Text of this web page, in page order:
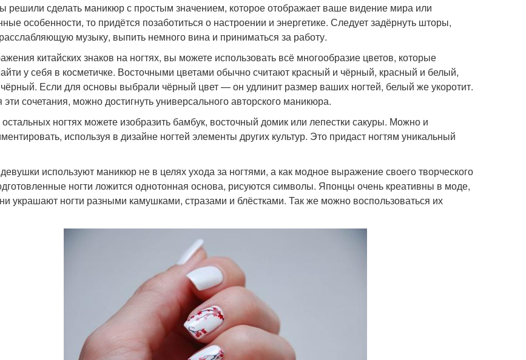
решили сделать маникюр с простым значением, которое отображает ваше видение мира или
особенности, то придётся позаботиться о настроении и энергетике. Следует задёрнуть шторы,
музыку, выпить немного вина и приниматься за работу.
китайских знаков на ногтях, вы можете использовать всё многообразие цветов, которые
у себя в косметичке. Восточными цветами обычно считают красный и чёрный, красный и белый,
Если для основы выбрали чёрный цвет — он удлинит размер ваших ногтей, белый же укоротит.
эти сочетания, можно достигнуть универсального авторского маникюра.
ногтях можете изобразить бамбук, восточный домик или лепестки сакуры. Можно и
используя в дизайне ногтей элементы других культур. Это придаст ногтям уникальный
используют маникюр не в целях ухода за ногтями, а как модное выражение своего творческого
ногти ложится однотонная основа, рисуются символы. Японцы очень креативны в моде,
украшают ногти разными камушками, стразами и блёстками. Так же можно воспользоваться их